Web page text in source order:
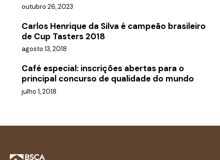
outubro 26, 2023
Carlos Henrique da Silva é campeão brasileiro
de Cup Tasters 2018
agosto 13, 2018
Café especial: inscrições abertas para o
principal concurso de qualidade do mundo
julho 1, 2018